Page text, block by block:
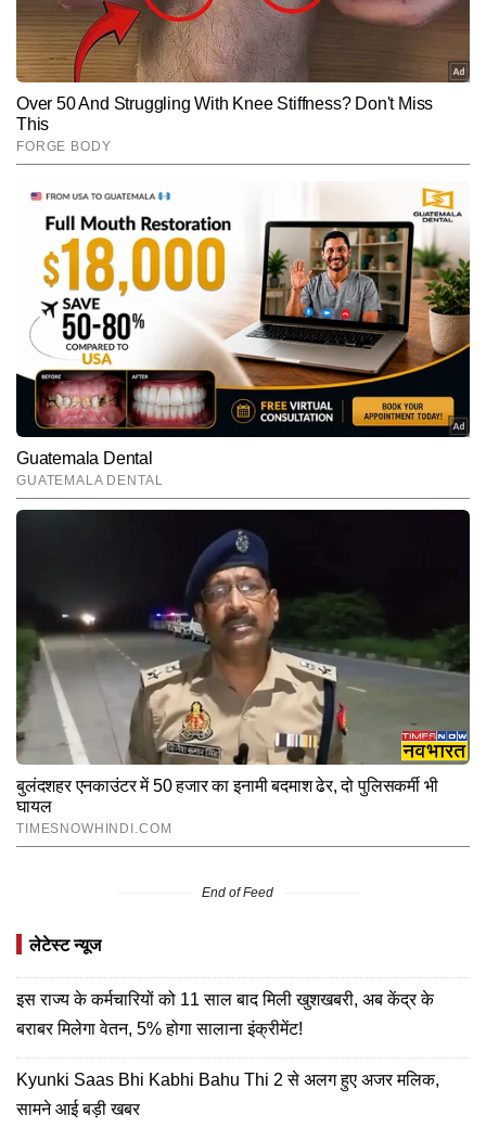
End of Feed
लेटेस्ट न्यूज
इस राज्य के कर्मचारियों को 11 साल बाद मिली खुशखबरी, अब केंद्र के
बराबर मिलेगा वेतन, 5% होगा सालाना इंक्रीमेंट!
Kyunki Saas Bhi Kabhi Bahu Thi 2 से अलग हुए अजर मलिक,
सामने आई बड़ी खबर